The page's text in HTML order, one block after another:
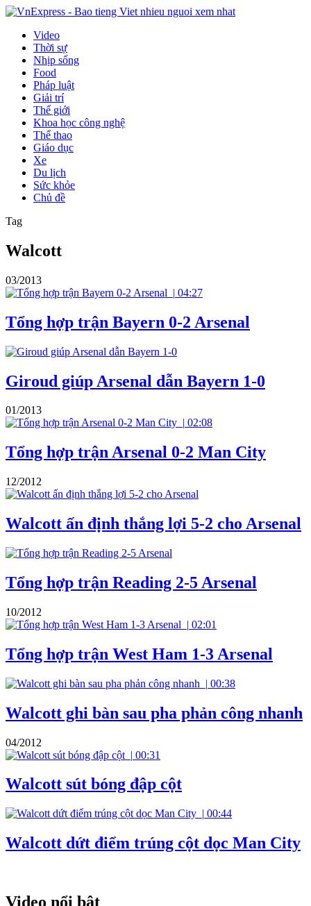
Video
Thời sự
Nhịp sống
Food
Pháp luật
Giải trí
Thế giới
Khoa học công nghệ
Thể thao
Giáo dục
Xe
Du lịch
Sức khỏe
Chủ đề
Tag
Walcott
03/2013
| 04:27
Tổng hợp trận Bayern 0-2 Arsenal
Giroud giúp Arsenal dẫn Bayern 1-0
01/2013
| 02:08
Tổng hợp trận Arsenal 0-2 Man City
12/2012
Walcott ấn định thắng lợi 5-2 cho Arsenal
Tổng hợp trận Reading 2-5 Arsenal
10/2012
| 02:01
Tổng hợp trận West Ham 1-3 Arsenal
| 00:38
Walcott ghi bàn sau pha phản công nhanh
04/2012
| 00:31
Walcott sút bóng đập cột
| 00:44
Walcott dứt điểm trúng cột dọc Man City
Video nổi bật